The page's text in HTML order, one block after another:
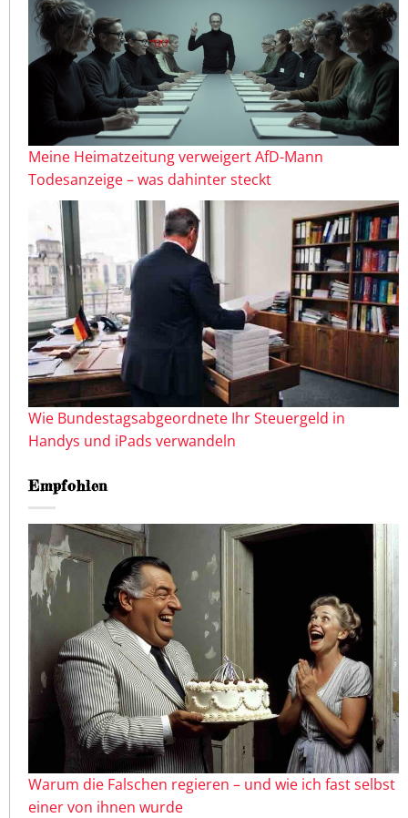
Meine Heimatzeitung verweigert AfD-Mann
Todesanzeige – was dahinter steckt
Wie Bundestagsabgeordnete Ihr Steuergeld in
Handys und iPads verwandeln
Empfohlen
Warum die Falschen regieren – und wie ich fast selbst
einer von ihnen wurde